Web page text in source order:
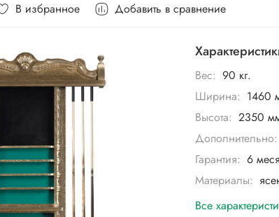
В избранное Добавить в сравнение
Вес: 90 кг.
Ширина: 1460
Высота: 2350
Дополнительно:
Гарантия: 6
Материалы:
Все